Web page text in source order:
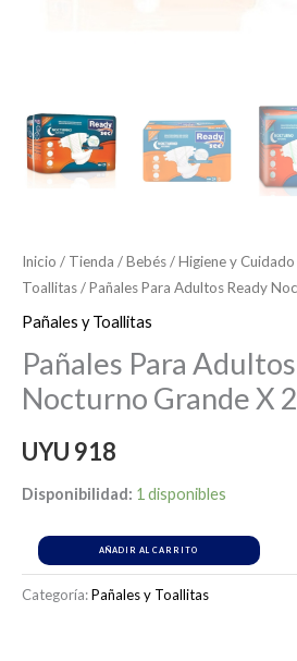
Inicio / Tienda /Bebés/Higiene y Cuidado
Toallitas/ Pañales Para Adultos Ready
Pañales y Toallitas
Pañales Para
Nocturno Grande X
UYU 918
Disponibilidad: 1 disponibles
AÑADIR AL CARRITO
Categoría:Pañales y Toallitas